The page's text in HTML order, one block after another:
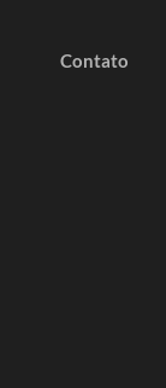
Contato